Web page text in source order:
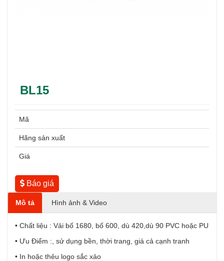
BL15
Mã
Hãng sản xuất
Giá
Báo giá
Mô tả Hình ảnh & Video
• Chất liệu : Vải bố 1680, bố 600, dù 420,dù 90 PVC hoặc PU
• Ưu Điểm :, sử dụng bền, thời trang, giá cả cạnh tranh
• In hoặc thêu logo sắc xảo